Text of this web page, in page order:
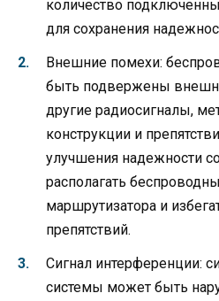
количество
для сохранения
Внешние помехи:
быть подвержены
другие радиосигналы,
конструкции и
улучшения надежности
располагать
маршрутизатора и
препятствий.
Сигнал интерференции:
системы может быть